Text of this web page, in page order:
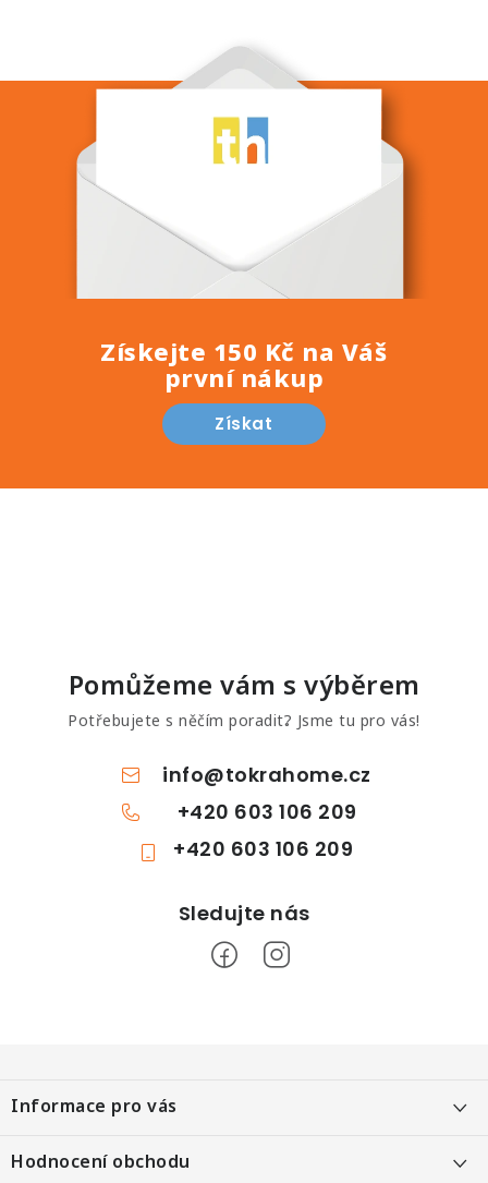
Získejte 150 Kč na Váš
první nákup
Získat
Pomůžeme vám s výběrem
Potřebujete s něčím poradit? Jsme tu pro vás!
info@tokrahome.cz
+420 603 106 209
+420 603 106 209
á
p
a
Informace pro vás
Objednání po telefonu
Hodnocení obchodu